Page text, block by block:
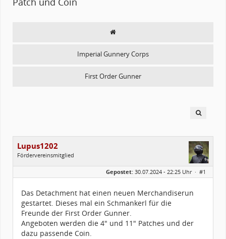
Imperial Gunnery Corps
First Order Gunner
Lupus1202
Fördervereinsmitglied
Geschlecht:
Beiträge:
441
Legion-ID:
14270
Squad-Zugehörigkeit:WSQ
Kostüme:
Im Profil...
Gepostet: 30.07.2024 - 22:25 Uhr · #1
Das Detachment hat einen neuen Merchandiserun
gestartet. Dieses mal ein Schmankerl für die
Freunde der First Order Gunner.
Angeboten werden die 4" und 11" Patches und der
dazu passende Coin.